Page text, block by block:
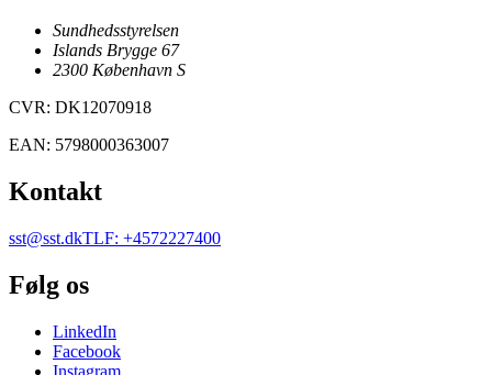
Sundhedsstyrelsen
Islands Brygge 67
2300 København S
CVR: DK12070918
EAN: 5798000363007
Kontakt
sst@sst.dkTLF: +4572227400
Følg os
LinkedIn
Facebook
Instagram